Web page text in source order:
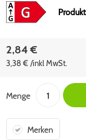
2,84 €
3,38 € /inkl MwSt.
Menge
Merken